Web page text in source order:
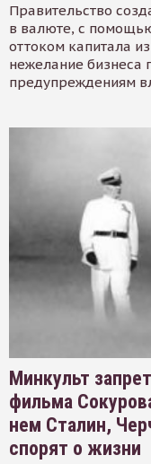
Правительство
в валюте, с
оттоком капитала
нежелание бизнеса
предупреждениям
Минкульт
фильма
нем Сталин,
спорят о жизни